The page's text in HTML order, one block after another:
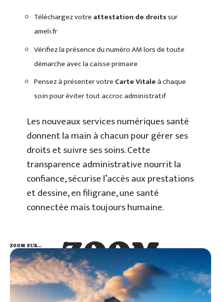
Téléchargez votreattestation de droitssur
ameli.fr
Vérifiez la présence du numéro AM lors de toute
démarche avec la caisse primaire
Pensez à présenter votreCarte Vitaleà chaque
soin pour éviter tout accroc administratif
Les nouveaux services numériques santé
donnent la main à chacun pour gérer ses
droits et suivre ses soins. Cette
transparence administrative nourrit la
confiance, sécurise l’accès aux prestations
et dessine, en filigrane, une santé
connectée mais toujours humaine.
ZOOM
SUR…
ZOOM SUR…